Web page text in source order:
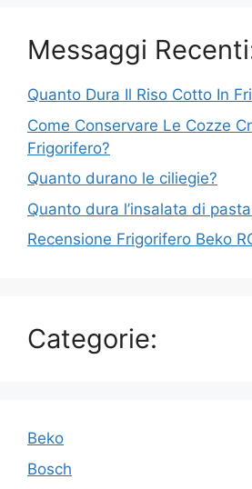
Messaggi
Quanto Dura Il Riso Cotto In
Come Conservare Le Cozze
Frigorifero?
Quanto durano le ciliegie?
Quanto dura l’insalata di
Recensione Frigorifero Beko
Categorie:
Beko
Bosch